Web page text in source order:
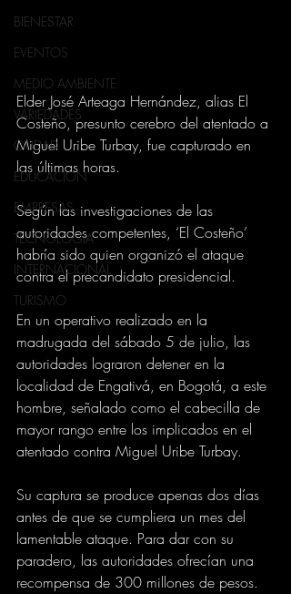
BIENESTAR
EVENTOS
MEDIO AMBIENTE
VARIEDADES
CIUDAD
EDUCACION
EMPRESAS
TECNOLOGIA
INTERNACIONAL
TURISMO
Elder José Arteaga Hernández, alias El
Costeño, presunto cerebro del atentado a
Miguel Uribe Turbay, fue capturado en
las últimas horas.
Según las investigaciones de las
autoridades competentes, ‘El Costeño’
habría sido quien organizó el ataque
contra el precandidato presidencial.
En un operativo realizado en la
madrugada del sábado 5 de julio, las
autoridades lograron detener en la
localidad de Engativá, en Bogotá, a este
hombre, señalado como el cabecilla de
mayor rango entre los implicados en el
atentado contra Miguel Uribe Turbay.
Su captura se produce apenas dos días
antes de que se cumpliera un mes del
lamentable ataque. Para dar con su
paradero, las autoridades ofrecían una
recompensa de 300 millones de pesos.